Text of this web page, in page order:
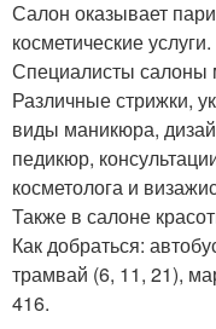
Салон оказывает
косметические услуги.
Специалисты салоны
Различные стрижки,
виды маникюра,
педикюр,
косметолога и
Также в салоне
Как добраться:
трамвай (6, 11, 21),
416.